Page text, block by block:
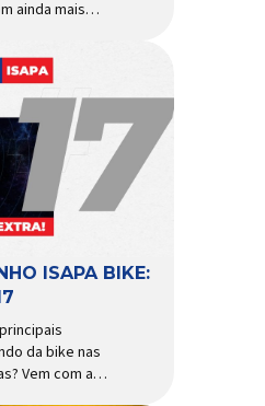
ainda mais
recreacional
de maior
de
chega em
sexta geração
da
Extremamente
busca uma
ISAPA BIKE:
da bike nas
Vem com a